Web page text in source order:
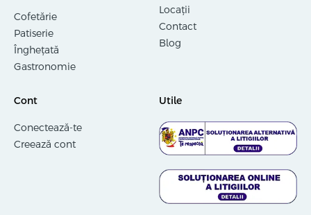
Cofetărie
Patiserie
Înghețată
Gastronomie
Locații
Contact
Blog
Cont
Conectează-te
Creează cont
Utile